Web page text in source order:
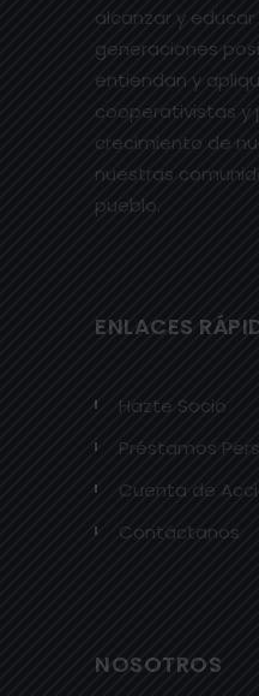
alcanzar y
generaciones
entiendan y
cooperativistas y
crecimiento de
nuestras
pueblo.
ENLACES
Hazte Socio
Préstamos
Cuenta de
Contáctanos
NOSOTROS